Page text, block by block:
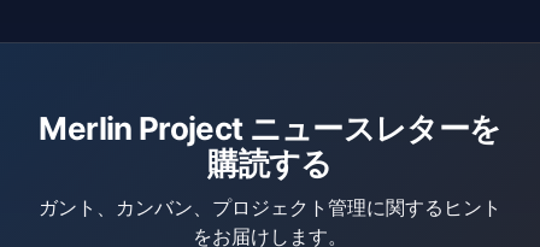
Merlin Project ニュースレターを
購読する
ガント、カンバン、プロジェクト管理に関するヒント
をお届けします。